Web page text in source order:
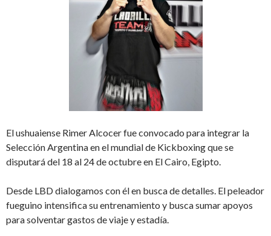
El ushuaiense Rimer Alcocer fue convocado para integrar la
Selección Argentina en el mundial de Kickboxing que se
disputará del 18 al 24 de octubre en El Cairo, Egipto.
Desde LBD dialogamos con él en busca de detalles. El peleador
fueguino intensifica su entrenamiento y busca sumar apoyos
para solventar gastos de viaje y estadía.